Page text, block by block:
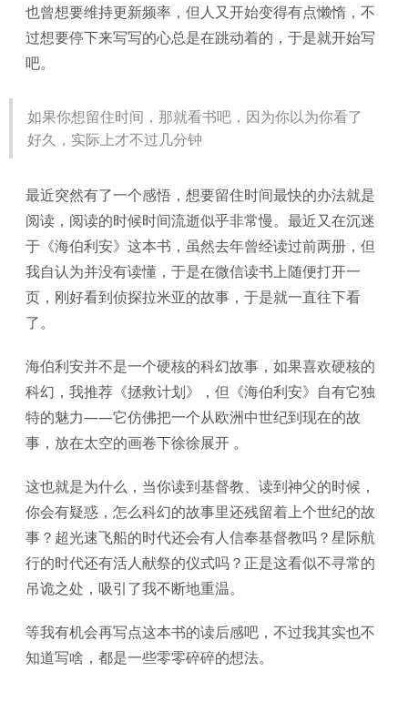
也曾想要维持更新频率，但人又开始变得有点懒惰，不
过想要停下来写写的心总是在跳动着的，于是就开始写
吧。
如果你想留住时间，那就看书吧，因为你以为你看了
好久，实际上才不过几分钟
最近突然有了一个感悟，想要留住时间最快的办法就是
阅读，阅读的时候时间流逝似乎非常慢。最近又在沉迷
于《海伯利安》这本书，虽然去年曾经读过前两册，但
我自认为并没有读懂，于是在微信读书上随便打开一
页，刚好看到侦探拉米亚的故事，于是就一直往下看
了。
海伯利安并不是一个硬核的科幻故事，如果喜欢硬核的
科幻，我推荐《拯救计划》，但《海伯利安》自有它独
特的魅力——它仿佛把一个从欧洲中世纪到现在的故
事，放在太空的画卷下徐徐展开 。
这也就是为什么，当你读到基督教、读到神父的时候，
你会有疑惑，怎么科幻的故事里还残留着上个世纪的故
事？超光速飞船的时代还会有人信奉基督教吗？星际航
行的时代还有活人献祭的仪式吗？正是这看似不寻常的
吊诡之处，吸引了我不断地重温。
等我有机会再写点这本书的读后感吧，不过我其实也不
知道写啥，都是一些零零碎碎的想法。